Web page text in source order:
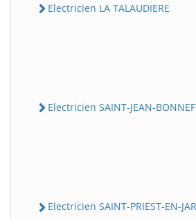
Electricien LA TALAUDIERE
Electricien SAINT-JEAN-
Electricien SAINT-PRIEST-EN-